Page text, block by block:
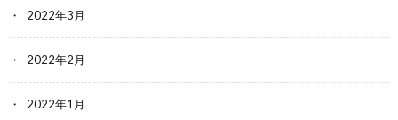
2022年3月
2022年2月
2022年1月